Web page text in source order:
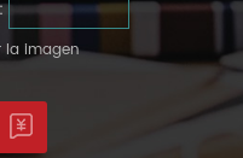
la imagen